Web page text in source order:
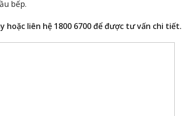
bếp.
hoặc liên hệ 1800 6700 để được tư vấn chi tiết.